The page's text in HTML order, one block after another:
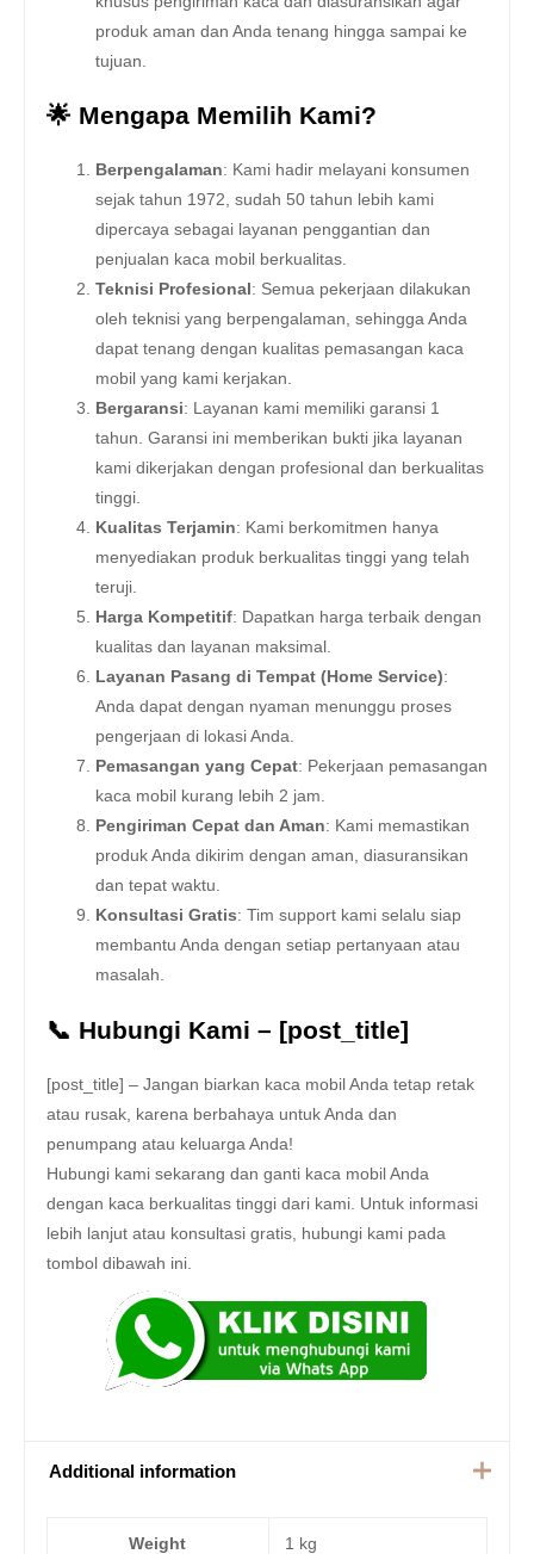
produk aman dan Anda tenang hingga sampai ke
tujuan.
🌟 Mengapa Memilih Kami?
Berpengalaman: Kami hadir melayani konsumen
sejak tahun 1972, sudah 50 tahun lebih kami
dipercaya sebagai layanan penggantian dan
penjualan kaca mobil berkualitas.
Teknisi Profesional : Semua pekerjaan dilakukan
oleh teknisi yang berpengalaman, sehingga Anda
dapat tenang dengan kualitas pemasangan kaca
mobil yang kami kerjakan.
Bergaransi: Layanan kami memiliki garansi 1
tahun. Garansi ini memberikan bukti jika layanan
kami dikerjakan dengan profesional dan berkualitas
tinggi.
Kualitas Terjamin: Kami berkomitmen hanya
menyediakan produk berkualitas tinggi yang telah
teruji.
Harga Kompetitif: Dapatkan harga terbaik dengan
kualitas dan layanan maksimal.
Layanan Pasang di Tempat (Home Service):
Anda dapat dengan nyaman menunggu proses
pengerjaan di lokasi Anda.
Pemasangan yang Cepat: Pekerjaan pemasangan
kaca mobil kurang lebih 2 jam.
Pengiriman Cepat dan Aman: Kami memastikan
produk Anda dikirim dengan aman, diasuransikan
dan tepat waktu.
Konsultasi Gratis: Tim support kami selalu siap
membantu Anda dengan setiap pertanyaan atau
masalah.
📞 Hubungi Kami – [post_title]
[post_title] – Jangan biarkan kaca mobil Anda tetap retak
atau rusak, karena berbahaya untuk Anda dan
penumpang atau keluarga Anda!
Hubungi kami sekarang dan ganti kaca mobil Anda
dengan kaca berkualitas tinggi dari kami. Untuk informasi
lebih lanjut atau konsultasi gratis, hubungi kami pada
tombol dibawah ini.
Additional information
Weight 1 kg